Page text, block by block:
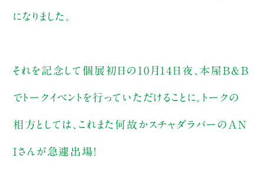
になりました。
それを記念して個展初日の10月14日夜、本屋B&B
でトークイベントを行っていただけることに。トークの
相方としては、これまた何故かスチャダラパーのAN
Iさんが急遽出場！